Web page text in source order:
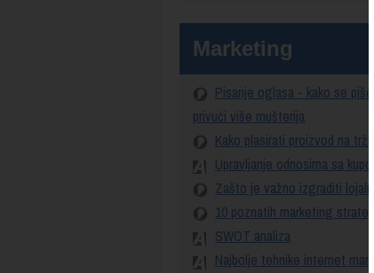
Marketing
Pisanje oglasa - kako se
privući više mušterija
Kako plasirati proizvod na
Upravljanje odnosima sa
Zašto je važno izgraditi
10 poznatih marketing
SWOT analiza
Najbolje tehnike internet